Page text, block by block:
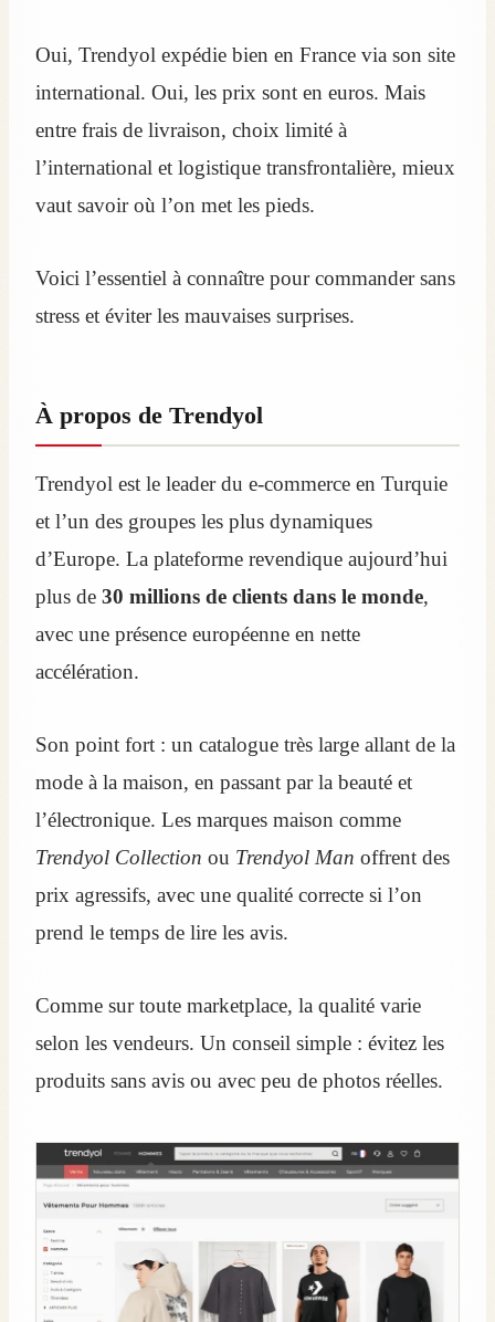
Oui, Trendyol expédie bien en France via son site
international. Oui, les prix sont en euros. Mais
entre frais de livraison, choix limité à
l’international et logistique transfrontalière, mieux
vaut savoir où l’on met les pieds.
Voici l’essentiel à connaître pour commander sans
stress et éviter les mauvaises surprises.
À propos de Trendyol
Trendyol est le leader du e‑commerce en Turquie
et l’un des groupes les plus dynamiques
d’Europe. La plateforme revendique aujourd’hui
plus de 30 millions de clients dans le monde,
avec une présence européenne en nette
accélération.
Son point fort : un catalogue très large allant de la
mode à la maison, en passant par la beauté et
l’électronique. Les marques maison comme
Trendyol Collection ou Trendyol Man offrent des
prix agressifs, avec une qualité correcte si l’on
prend le temps de lire les avis.
Comme sur toute marketplace, la qualité varie
selon les vendeurs. Un conseil simple : évitez les
produits sans avis ou avec peu de photos réelles.